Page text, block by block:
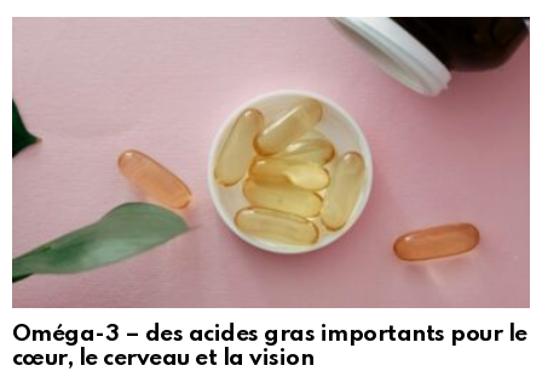
Oméga-3 – des acides gras importants pour le
cœur, le cerveau et la vision